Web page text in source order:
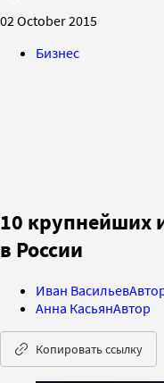
02 October 2015
Бизнес
10 крупнейших
в России
Иван Васильев
Анна КасьянАвтор
Копировать ссылку